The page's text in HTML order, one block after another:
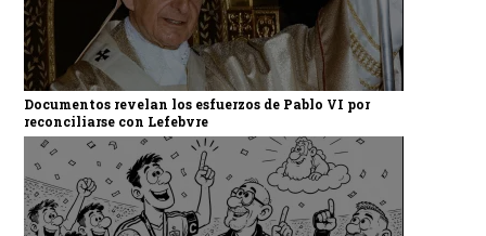
Documentos revelan los esfuerzos de Pablo VI por
reconciliarse con Lefebvre